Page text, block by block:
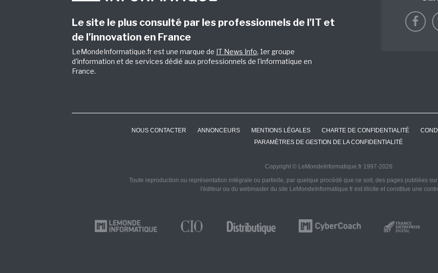
Le site le plus consulté par les professionnels de l’IT et
de l’innovation en France
LeMondeInformatique.fr est une marque de IT News Info, 1er groupe
d'information et de services dédié aux professionnels de l'informatique en
France.
NOUS CONTACTER ANNONCEURS MENTIONS LÉGALES CHARTE DE CONFIDENTIALITÉ
PARAMÈTRES DE GESTION DE LA CONFIDENTIALITÉ
Copyright © LeMondeInformatique.fr 1997-2026
Toute reproduction ou représentation intégrale ou partielle, par quelque procédé que ce soit, des pages publiées
l'éditeur ou du webmaster du site LeMondeInformatique.fr est illicite et constitue une